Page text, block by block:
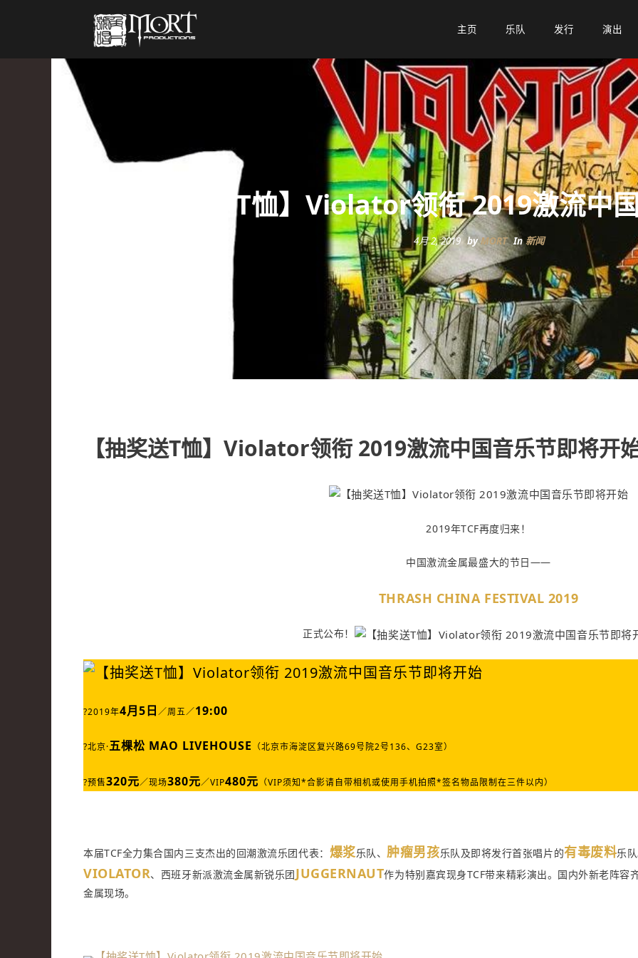
主页
主页 乐队
乐队 发行
发行 演出
演出
【抽奖送T恤】Violator领衔 2019激流中
4月 2, 2019 byMORT In新闻
【抽奖送T恤】Violator领衔 2019激流中国音乐节即将开
2019年TCF再度归来！
中国激流金属最盛大的节日——
THRASH CHINA FESTIVAL 2019
正式公布！
?2019年4月5日／周五／19:00
?北京·五棵松 MAO LIVEHOUSE （北京市海淀区复兴路69号院2号136、G23室）
?预售320元／现场380元／VIP480元 （VIP须知*合影请自带相机或使用手机拍照*签名物品限制在三件以内）
本届TCF全力集合国内三支杰出的回潮激流乐团代表： 爆浆乐队、 肿瘤男孩乐队及即将发行首张唱片的有毒废料乐
VIOLATOR、西班牙新派激流金属新锐乐团JUGGERNAUT作为特别嘉宾现身TCF带来精彩演出。 国内外新老阵容
金属现场。